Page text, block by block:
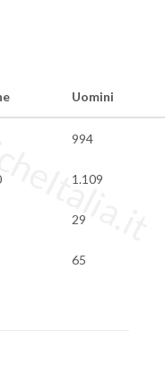
Uomini
994
1.109
29
65